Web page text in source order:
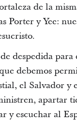
de la
Porter y Yee:
despedida para
debemos
el Salvador y
apartar
y escuchar al